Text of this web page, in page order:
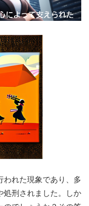
われた現象であり、多
処刑されました。しか